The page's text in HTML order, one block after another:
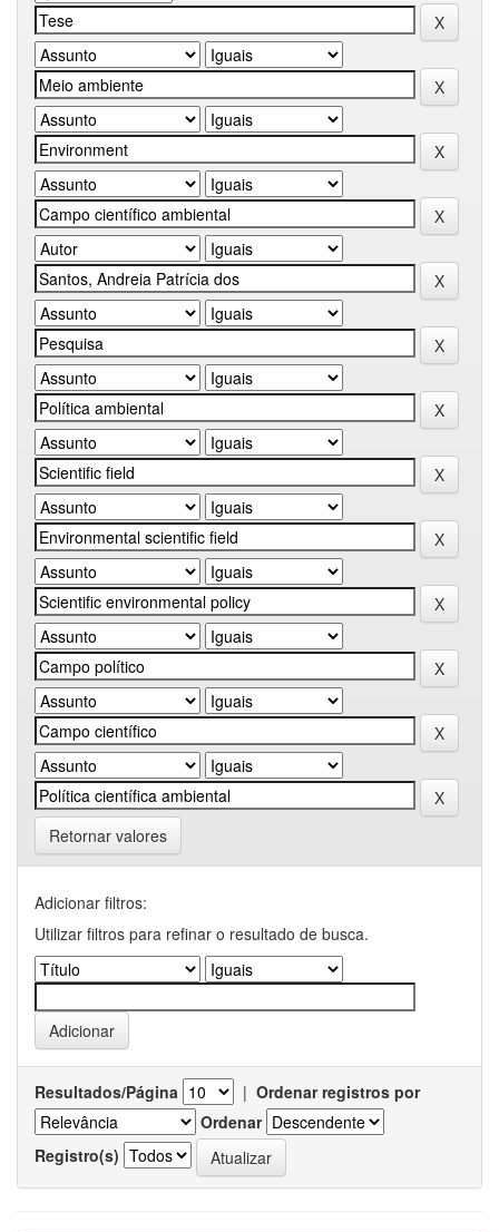
Retornar valores
Adicionar filtros:
Utilizar filtros para refinar o resultado de busca.
Resultados/Página | Ordenar registros por
Ordenar
Registro(s)